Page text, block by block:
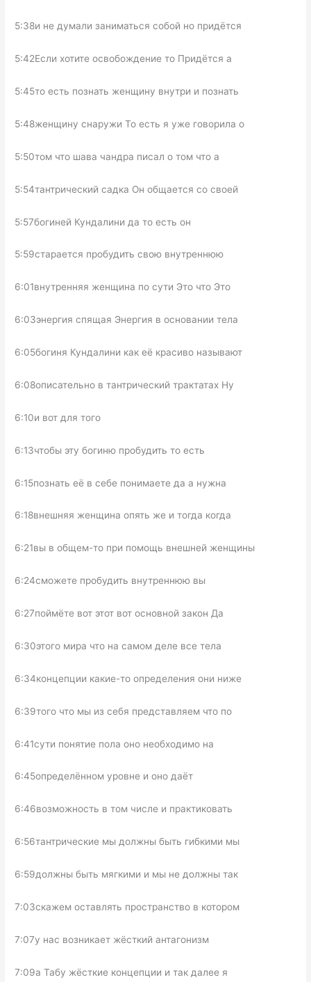
5:38и не думали заниматься собой но придётся
5:42Если хотите освобождение то Придётся а
5:45то есть познать женщину внутри и познать
5:48женщину снаружи То есть я уже говорила о
5:50том что шава чандра писал о том что а
5:54тантрический садка Он общается со своей
5:57богиней Кундалини да то есть он
5:59старается пробудить свою внутреннюю
6:01внутренняя женщина по сути Это что Это
6:03энергия спящая Энергия в основании тела
6:05богиня Кундалини как её красиво называют
6:08описательно в тантрический трактатах Ну
6:10и вот для того
6:13чтобы эту богиню пробудить то есть
6:15познать её в себе понимаете да а нужна
6:18внешняя женщина опять же и тогда когда
6:21вы в общем-то при помощь внешней женщины
6:24сможете пробудить внутреннюю вы
6:27поймёте вот этот вот основной закон Да
6:30этого мира что на самом деле все тела
6:34концепции какие-то определения они ниже
6:39того что мы из себя представляем что по
6:41сути понятие пола оно необходимо на
6:45определённом уровне и оно даёт
6:46возможность в том числе и практиковать
6:56тантрические мы должны быть гибкими мы
6:59должны быть мягкими и мы не должны так
7:03скажем оставлять пространство в котором
7:07у нас возникает жёсткий антагонизм
7:09а Табу жёсткие концепции и так далее я